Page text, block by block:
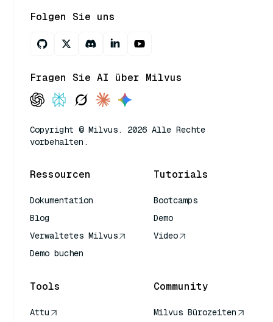
Folgen Sie uns
Fragen Sie AI über Milvus
Copyright © Milvus. 2026 Alle Rechte
vorbehalten.
Ressourcen
Dokumentation
Blog
Verwaltetes Milvus
Demo buchen
Tutorials
Bootcamps
Demo
Video
Tools
Attu
Community
Milvus Bürozeiten